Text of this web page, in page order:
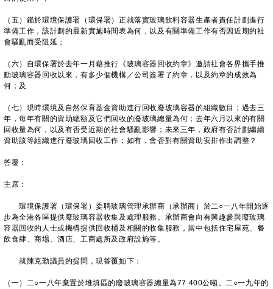
（五）鑑於環境保護署（環保署）正就落實玻璃飲料容器生產者責任計劃進行
準備工作，該計劃的最新實施時間表為何，以及有關準備工作有否因近期的社
會騷亂而受阻延；
（六）自環保署於去年一月藉推行《玻璃容器回收約章》邀請社會各界攜手推
動玻璃容器回收以來，有多少個機構／公司簽署了約章，以及約章的成效為
何；及
（七）現時環境及自然保育基金資助進行回收廢玻璃容器的組織數目；過去三
年，每年有關的資助總額及它們回收的廢玻璃總量為何；去年六月以來的有關
回收量為何，以及有否受近期的社會騷亂影響；未來三年，政府有否計劃繼續
資助該等組織進行廢玻璃回收工作；如有，會否對有關資助安排作出調整？
答覆：
主席：
環境保護署（環保署）委聘玻璃管理承辦商（承辦商）於二○一八年開始逐
步為全港各區提供廢玻璃容器收集及處理服務。承辦商會向有興趣參與廢玻璃
容器回收的人士或機構提供回收桶及相關的收集服務，當中包括住宅屋苑、餐
飲食肆、商場、酒店、工商處所及政府設施等。
就陳克勤議員的提問，現答覆如下：
（一）二○一八年棄置於堆填區的廢玻璃容器總量為77 400公噸。二○一九年的